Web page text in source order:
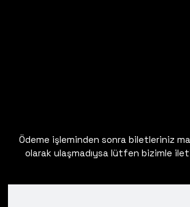
Ödeme işleminden sonra biletleriniz
olarak ulaşmadıysa lütfen bizimle